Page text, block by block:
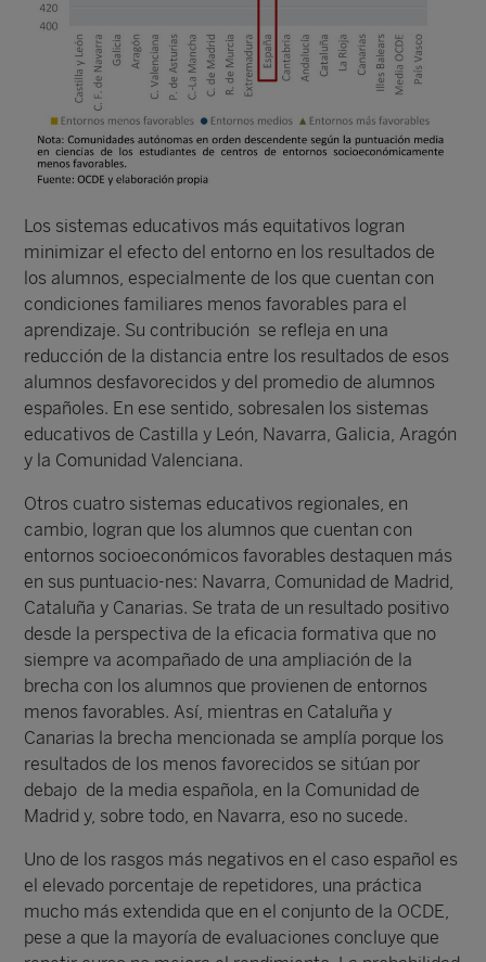
Los sistemas educativos más equitativos logran
minimizar el efecto del entorno en los resultados de
los alumnos, especialmente de los que cuentan con
condiciones familiares menos favorables para el
aprendizaje. Su contribución se refleja en una
reducción de la distancia entre los resultados de esos
alumnos desfavorecidos y del promedio de alumnos
españoles. En ese sentido, sobresalen los sistemas
educativos de Castilla y León, Navarra, Galicia, Aragón
y la Comunidad Valenciana.
Otros cuatro sistemas educativos regionales, en
cambio, logran que los alumnos que cuentan con
entornos socioeconómicos favorables destaquen más
en sus puntuacio-nes: Navarra, Comunidad de Madrid,
Cataluña y Canarias. Se trata de un resultado positivo
desde la perspectiva de la eficacia formativa que no
siempre va acompañado de una ampliación de la
brecha con los alumnos que provienen de entornos
menos favorables. Así, mientras en Cataluña y
Canarias la brecha mencionada se amplía porque los
resultados de los menos favorecidos se sitúan por
debajo de la media española, en la Comunidad de
Madrid y, sobre todo, en Navarra, eso no sucede.
Uno de los rasgos más negativos en el caso español es
el elevado porcentaje de repetidores, una práctica
mucho más extendida que en el conjunto de la OCDE,
pese a que la mayoría de evaluaciones concluye que